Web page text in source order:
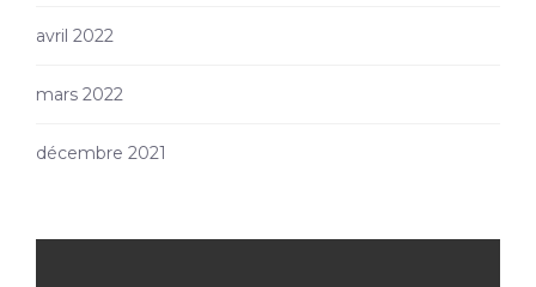
avril 2022
mars 2022
décembre 2021